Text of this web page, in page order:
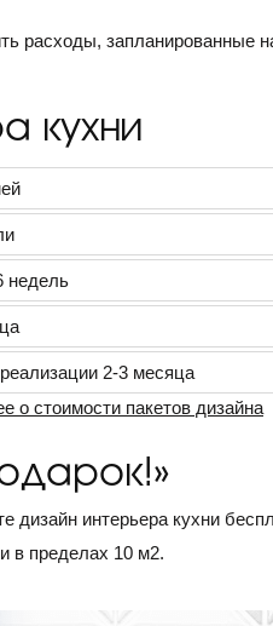
расходы, запланированные
кухни
недель
2-3 месяца
о стоимости пакетов дизайна
дизайн интерьера кухни
в пределах 10 м2.